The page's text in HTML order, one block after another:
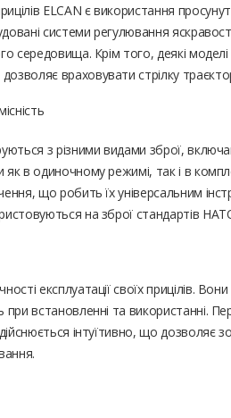
ELCAN є використання
системи регулювання
середовища. Крім того, деякі
враховувати стрілку
з різними видами зброї,
в одиночному режимі, так і в
що робить їх універсальним
на зброї стандартів
експлуатації своїх прицілів.
при встановленні та використанні.
інтуїтивно, що